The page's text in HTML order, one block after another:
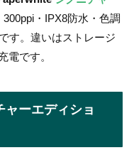
・IPX8防水・色調
す。違いはストレージ
電です。
ャーエディショ